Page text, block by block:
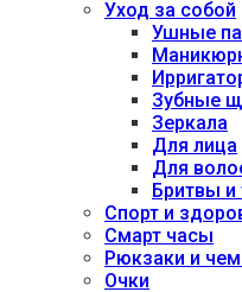
Уход за собой
Ушные
Зубные
Зеркала
Для лица
Для
Бритвы
Спорт и
Смарт часы
Рюкзаки и
Очки